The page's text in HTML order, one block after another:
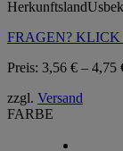
Herkunftsland
FRAGEN? KLICK
Preis: 3,56 € – 4,75
zzgl. Versand
FARBE